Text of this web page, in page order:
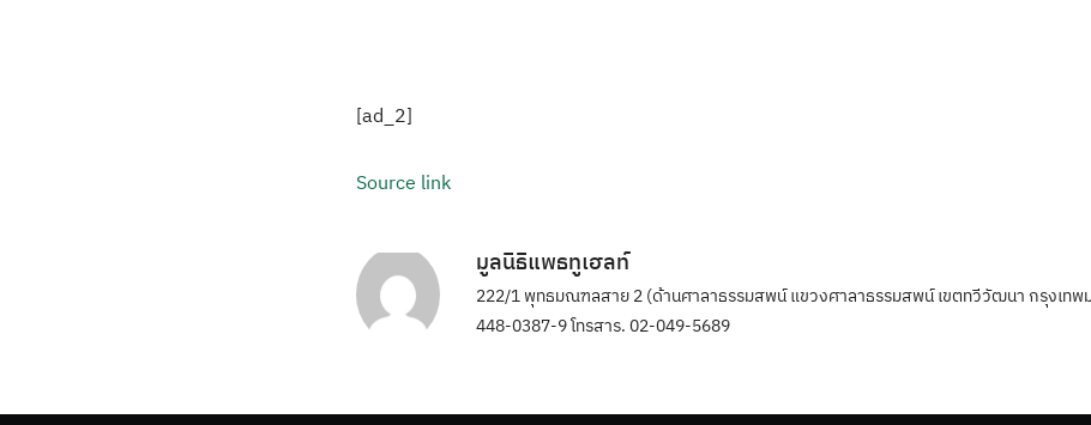
[ad_2]
Source link
มูลนิธิแพธทูเฮลท์
222/1 พุทธมณฑลสาย 2 (ด้านศาลาธรรมสพน์ แขวงศาลาธรรมสพน์ เขตทวีวัฒนา กรุงเทพ
448-0387-9 โทรสาร. 02-049-5689